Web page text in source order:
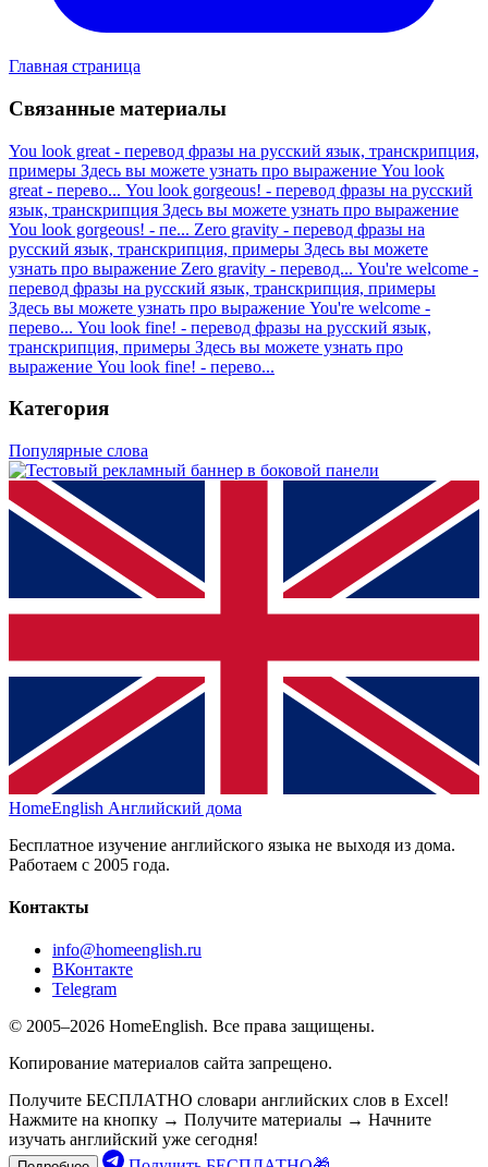
Главная страница
Связанные материалы
You look great - перевод фразы на русский язык, транскрипция,
примеры Здесь вы можете узнать про выражение You look
great - перево... You look gorgeous! - перевод фразы на русский
язык, транскрипция Здесь вы можете узнать про выражение
You look gorgeous! - пе... Zero gravity - перевод фразы на
русский язык, транскрипция, примеры Здесь вы можете
узнать про выражение Zero gravity - перевод... You're welcome -
перевод фразы на русский язык, транскрипция, примеры
Здесь вы можете узнать про выражение You're welcome -
перево... You look fine! - перевод фразы на русский язык,
транскрипция, примеры Здесь вы можете узнать про
выражение You look fine! - перево...
Категория
Популярные слова
HomeEnglish Английский дома
Бесплатное изучение английского языка не выходя из дома.
Работаем с 2005 года.
Контакты
info@homeenglish.ru
ВКонтакте
Telegram
© 2005–2026 HomeEnglish. Все права защищены.
Копирование материалов сайта запрещено.
Получите БЕСПЛАТНО словари английских слов в Excel!
Нажмите на кнопку → Получите материалы → Начните
изучать английский уже сегодня!